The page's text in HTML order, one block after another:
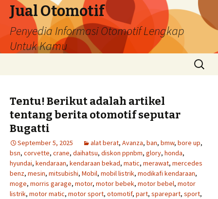
Jual Otomotif
Penyedia Informasi Otomotif Lengkap
Untuk Kamu
Search
for:
Tentu! Berikut adalah artikel
tentang berita otomotif seputar
Bugatti
September 5, 2025 alat berat, Avanza, ban, bmw, bore up,
bsn, corvette, crane, daihatsu, diskon ppnbm, glory, honda,
hyundai, kendaraan, kendaraan bekad, matic, merawat, mercedes
benz, mesin, mitsubishi, Mobil, mobil listrik, modikafi kendaraan,
moge, morris garage, motor, motor bebek, motor bebel, motor
listrik, motor matic, motor sport, otomotif, part, sparepart, sport,